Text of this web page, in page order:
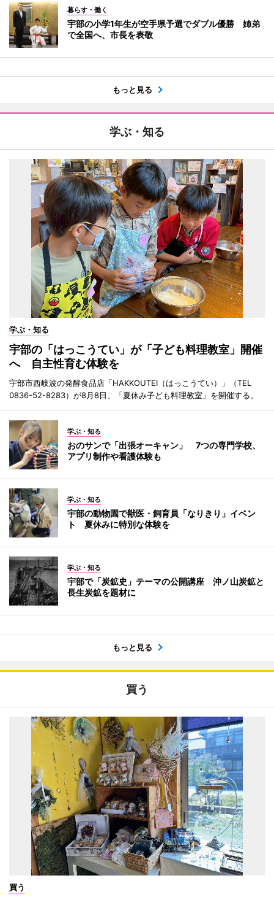
暮らす・働く
宇部の小学1年生が空手県予選でダブル優勝 姉弟
で全国へ、市長を表敬
もっと見る
学ぶ・知る
学ぶ・知る
宇部の「はっこうてい」が「子ども料理教室」開催
へ 自主性育む体験を
宇部市西岐波の発酵食品店「HAKKOUTEI（はっこうてい）」（TEL
0836-52-8283）が8月8日、「夏休み子ども料理教室」を開催する。
学ぶ・知る
おのサンで「出張オーキャン」 7つの専門学校、
アプリ制作や看護体験も
学ぶ・知る
宇部の動物園で獣医・飼育員「なりきり」イベン
ト 夏休みに特別な体験を
学ぶ・知る
宇部で「炭鉱史」テーマの公開講座 沖ノ山炭鉱と
長生炭鉱を題材に
もっと見る
買う
買う